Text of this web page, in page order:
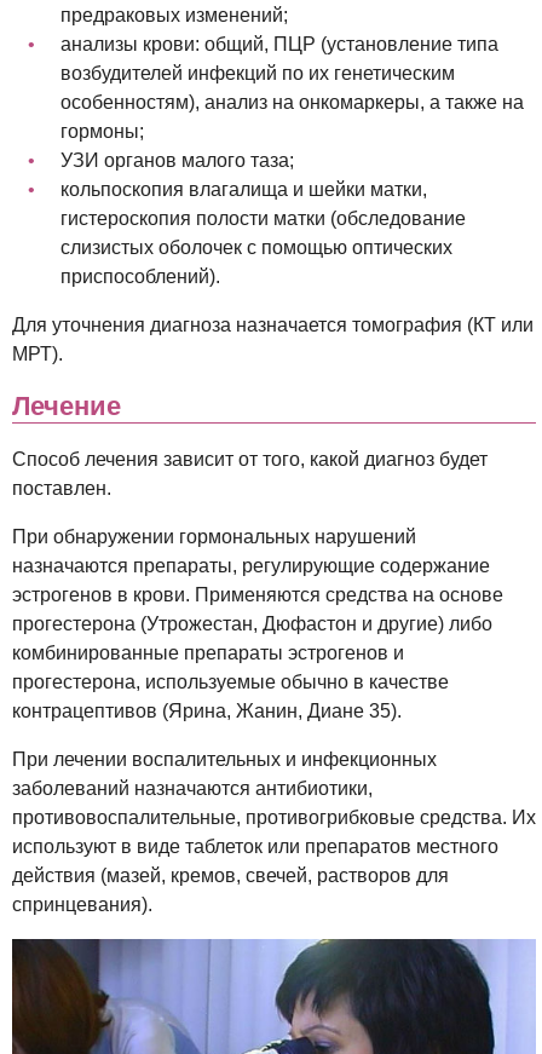
предраковых изменений;
анализы крови: общий, ПЦР (установление типа
возбудителей инфекций по их генетическим
особенностям), анализ на онкомаркеры, а также на
гормоны;
УЗИ органов малого таза;
кольпоскопия влагалища и шейки матки,
гистероскопия полости матки (обследование
слизистых оболочек с помощью оптических
приспособлений).
Для уточнения диагноза назначается томография (КТ или
МРТ).
Лечение
Способ лечения зависит от того, какой диагноз будет
поставлен.
При обнаружении гормональных нарушений
назначаются препараты, регулирующие содержание
эстрогенов в крови. Применяются средства на основе
прогестерона (Утрожестан, Дюфастон и другие) либо
комбинированные препараты эстрогенов и
прогестерона, используемые обычно в качестве
контрацептивов (Ярина, Жанин, Диане 35).
При лечении воспалительных и инфекционных
заболеваний назначаются антибиотики,
противовоспалительные, противогрибковые средства. Их
используют в виде таблеток или препаратов местного
действия (мазей, кремов, свечей, растворов для
спринцевания).